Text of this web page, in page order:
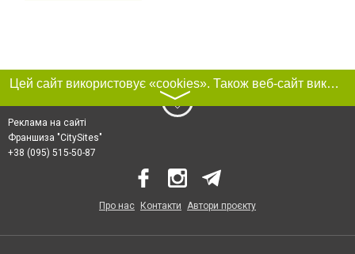
Цей сайт використовує «cookies». Також веб-сайт використовує інтернет-сервіс для збору технічних даних стосовно відвідувачів з метою отримання маркетингової та статистичної інформації. Умови обробки даних відвідувачів сайту див.
〉
Реклама на сайті
Франшиза "CitySites"
+38 (095) 515-50-87
Про нас Контакти Автори проєкту